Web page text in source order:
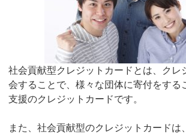
社会貢献型クレジットカードとは、クレ
会することで、様々な団体に寄付をする
支援のクレジットカードです。
また、社会貢献型のクレジットカードは